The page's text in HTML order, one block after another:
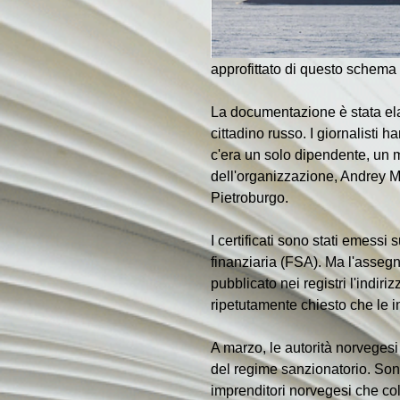
approfittato di questo
La documentazione è stata
cittadino russo. I giornalisti
c'era un solo dipendente, un
dell'organizzazione, Andrey
Pietroburgo.
I certificati sono stati
finanziaria (FSA). Ma
pubblicato nei registri
ripetutamente chiesto che le
A marzo, le autorità
del regime sanzionatorio.
imprenditori norvegesi che